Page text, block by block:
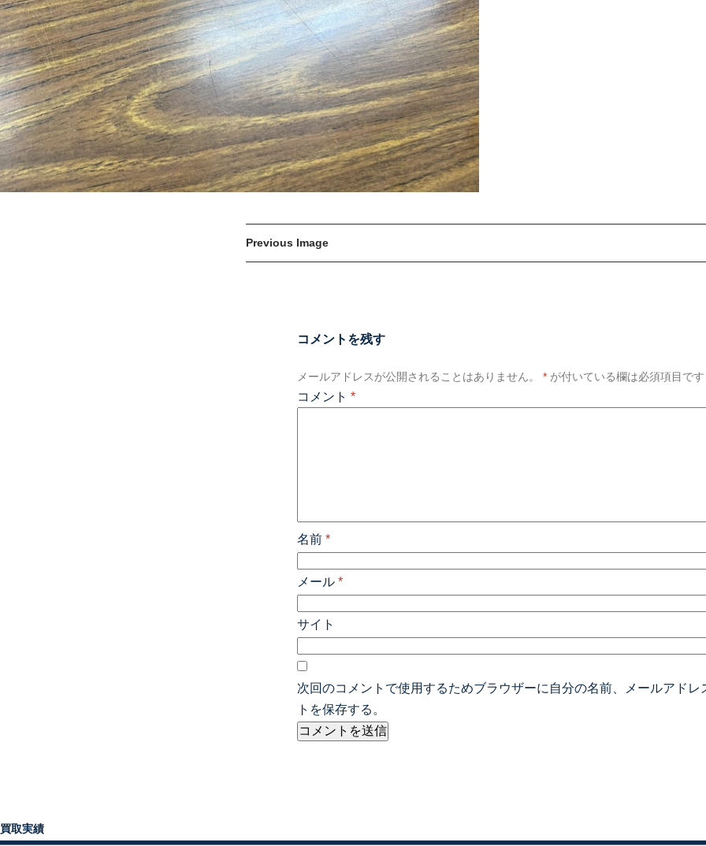
Previous Image
コメントを残す
メールアドレスが公開されることはありません。 * が付いている欄は必須項目です
コメント *
名前 *
メール *
サイト
次回のコメントで使用するためブラウザーに自分の名前、メールアドレ
トを保存する。
買取実績